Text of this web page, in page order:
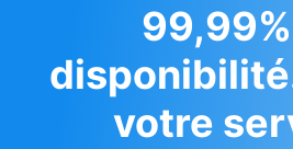
votre